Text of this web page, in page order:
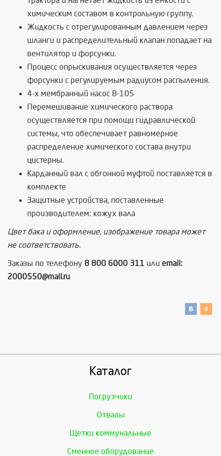
химическим составом в контрольную группу.
Жидкость с отрегулированным давлением через
шланги и распределительный клапан попадает на
вентилятор и форсунки.
Процесс опрыскивания осуществляется через
форсунки с регулируемым радиусом распыления.
4-х мембранный насос В-105
Перемешивание химического раствора
осуществляется при помощи гидравлической
системы, что обеспечивает равномерное
распределение химического состава внутри
цистерны.
Карданный вал с обгонной муфтой поставляется в
комплекте
Защитные устройства, поставленные
производителем: кожух вала
Цвет бака и оформление, изображение товара может
не соответствовать.
Заказы по телефону 8 800 6000 311 или email:
2000550@mail.ru
Каталог
Погрузчики
Отвалы
Щетки коммунальные
Сменное оборудование